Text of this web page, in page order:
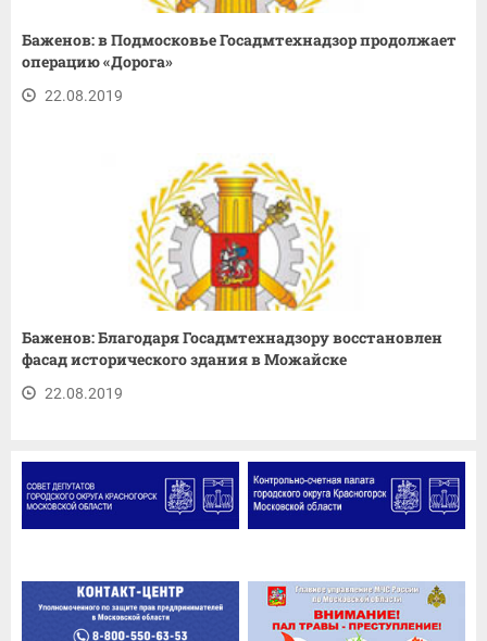
Баженов: в Подмосковье Госадмтехнадзор продолжает
операцию «Дорога»
22.08.2019
Баженов: Благодаря Госадмтехнадзору восстановлен
фасад исторического здания в Можайске
22.08.2019